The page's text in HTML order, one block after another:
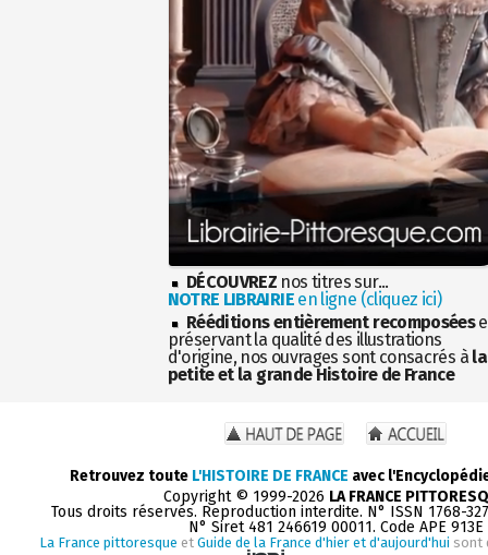
DÉCOUVREZ nos titres sur...
NOTRE LIBRAIRIEen ligne (cliquez ici)
Rééditions entièrement recomposées
préservant la qualité des illustrations
d'origine, nos ouvrages sont consacrés à la
petite et la grande Histoire de France
Retrouvez toute L'HISTOIRE DE FRANCE avec
Copyright © 1999-2026 LA FRANCE
Tous droits réservés. Reproduction interdite. N° ISSN 1768-
N° Siret 481 246619 00011. Code APE 913E
La France pittoresque et Guide de la France d'hier et d'aujourd'hui sont